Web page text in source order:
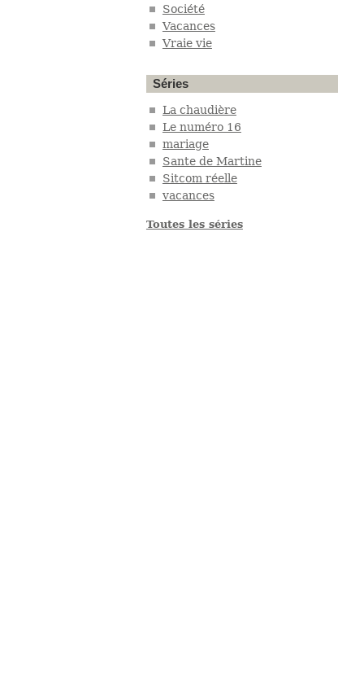
Société
Vacances
Vraie vie
Séries
La chaudière
Le numéro 16
mariage
Sante de Martine
Sitcom réelle
vacances
Toutes les séries